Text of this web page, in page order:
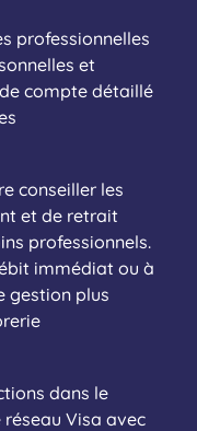
professionnelles
et
compte détaillé
conseiller les
et de retrait
professionnels.
immédiat ou à
gestion plus
dans le
Visa avec